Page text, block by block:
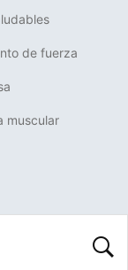
de fuerza
muscular